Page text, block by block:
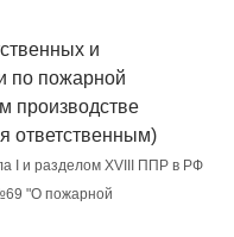
и
по пожарной
производстве
ответственным)
I и разделом XVIII ППР в РФ
"О пожарной